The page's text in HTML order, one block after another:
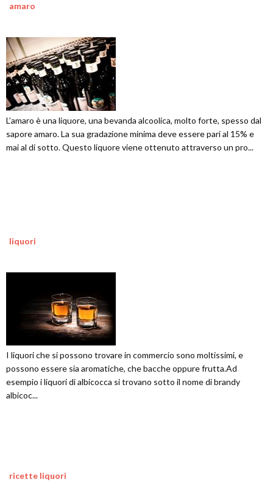
amaro
L’amaro è una liquore, una bevanda alcoolica, molto forte, spesso dal
sapore amaro. La sua gradazione minima deve essere pari al 15% e
mai al di sotto. Questo liquore viene ottenuto attraverso un pro...
liquori
I liquori che si possono trovare in commercio sono moltissimi, e
possono essere sia aromatiche, che bacche oppure frutta.Ad
esempio i liquori di albicocca si trovano sotto il nome di brandy
albicoc...
ricette liquori